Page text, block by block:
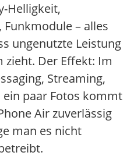
Helligkeit,
– alles
ungenutzte Leistung
Der Effekt: Im
Streaming,
ein paar Fotos kommt
Air zuverlässig
man es nicht